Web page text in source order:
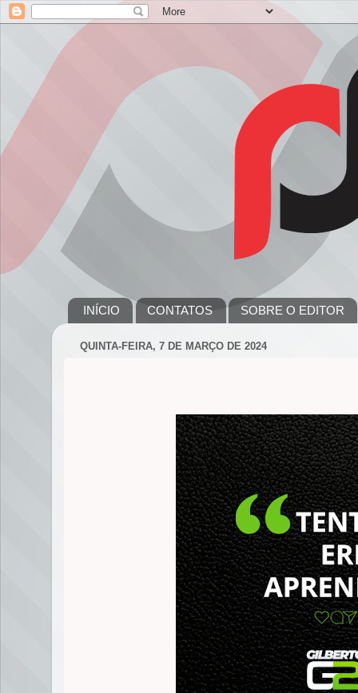
INÍCIO CONTATOS SOBRE O EDITOR
QUINTA-FEIRA, 7 DE MARÇO DE 2024